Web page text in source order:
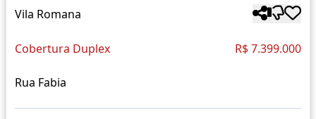
Vila Romana
Cobertura Duplex R$ 7.399.000
Rua Fabia